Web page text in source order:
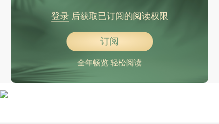
登录后获取已订阅的阅读权限
订阅
全年畅览 轻松阅读